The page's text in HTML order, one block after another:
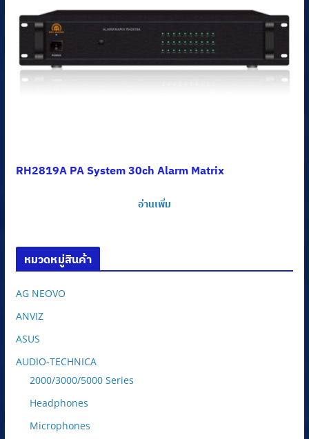
RH2819A PA System 30ch Alarm Matrix
อ่านเพิ่ม
หมวดหมู่สินค้า
AG NEOVO
ANVIZ
ASUS
AUDIO-TECHNICA
2000/3000/5000 Series
Headphones
Microphones